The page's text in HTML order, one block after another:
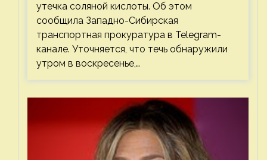
утечка соляной кислоты. Об этом
сообщила Западно-Сибирская
транспортная прокуратура в Telegram-
канале. Уточняется, что течь обнаружили
утром в воскресенье,…